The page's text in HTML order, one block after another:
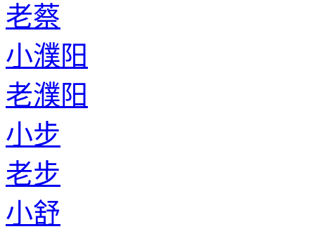
老蔡
小濮阳
老濮阳
小步
老步
小舒